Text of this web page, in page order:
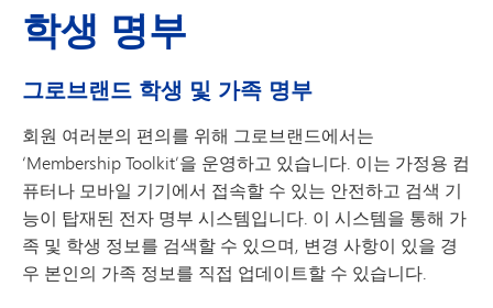
학생 명부
그로브랜드 학생 및 가족 명부
회원 여러분의 편의를 위해 그로브랜드에서는
‘Membership Toolkit’을 운영하고 있습니다. 이는 가정용 컴
퓨터나 모바일 기기에서 접속할 수 있는 안전하고 검색 기
능이 탑재된 전자 명부 시스템입니다. 이 시스템을 통해 가
족 및 학생 정보를 검색할 수 있으며, 변경 사항이 있을 경
우 본인의 가족 정보를 직접 업데이트할 수 있습니다.